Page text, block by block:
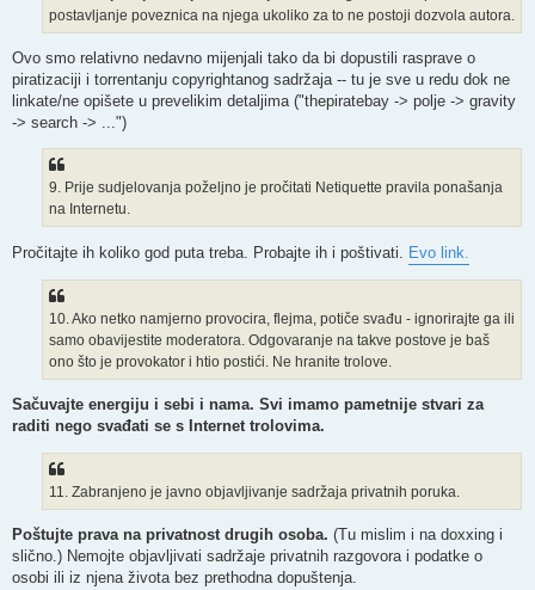
postavljanje poveznica na njega ukoliko za to ne postoji dozvola autora.
Ovo smo relativno nedavno mijenjali tako da bi dopustili rasprave o
piratizaciji i torrentanju copyrightanog sadržaja -- tu je sve u redu dok ne
linkate/ne opišete u prevelikim detaljima ("thepiratebay -> polje -> gravity
-> search -> ...")
9. Prije sudjelovanja poželjno je pročitati Netiquette pravila ponašanja
na Internetu.
Pročitajte ih koliko god puta treba. Probajte ih i poštivati. Evo link.
10. Ako netko namjerno provocira, flejma, potiče svađu - ignorirajte ga ili
samo obavijestite moderatora. Odgovaranje na takve postove je baš
ono što je provokator i htio postići. Ne hranite trolove.
Sačuvajte energiju i sebi i nama. Svi imamo pametnije stvari za
raditi nego svađati se s Internet trolovima.
11. Zabranjeno je javno objavljivanje sadržaja privatnih poruka.
Poštujte prava na privatnost drugih osoba. (Tu mislim i na doxxing i
slično.) Nemojte objavljivati sadržaje privatnih razgovora i podatke o
osobi ili iz njena života bez prethodna dopuštenja.